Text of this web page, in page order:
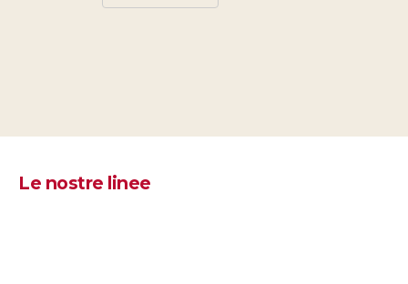
Le nostre linee